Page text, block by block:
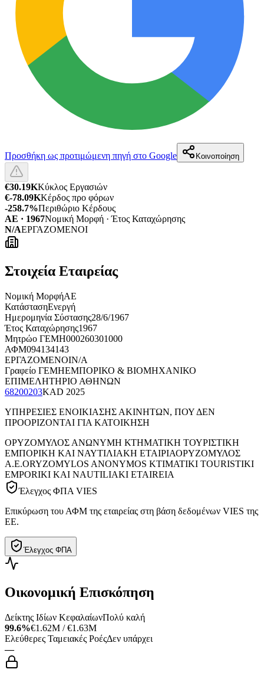
Προσθήκη ως προτιμώμενη πηγή στο Google Κοινοποίηση
€30.19KΚύκλος Εργασιών
€-78.09KΚέρδος προ φόρων
-258.7%Περιθώριο Κέρδους
ΑΕ · 1967Νομική Μορφή · Έτος Καταχώρησης
N/AΕΡΓΑΖΟΜΕΝΟΙ
Στοιχεία Εταιρείας
Νομική ΜορφήΑΕ
ΚατάστασηΕνεργή
Ημερομηνία Σύστασης28/6/1967
Έτος Καταχώρησης1967
Μητρώο ΓΕΜΗ000260301000
ΑΦΜ094134143
ΕΡΓΑΖΟΜΕΝΟΙN/A
Γραφείο ΓΕΜΗΕΜΠΟΡΙΚΟ & ΒΙΟΜΗΧΑΝΙΚΟ
ΕΠΙΜΕΛΗΤΗΡΙΟ ΑΘΗΝΩΝ
68200203KAD 2025
ΥΠΗΡΕΣΙΕΣ ΕΝΟΙΚΙΑΣΗΣ ΑΚΙΝΗΤΩΝ, ΠΟΥ ΔΕΝ
ΠΡΟΟΡΙΖΟΝΤΑΙ ΓΙΑ ΚΑΤΟΙΚΗΣΗ
ΟΡΥΖΟΜΥΛΟΣ ΑΝΩΝΥΜΗ ΚΤΗΜΑΤΙΚΗ ΤΟΥΡΙΣΤΙΚΗ
ΕΜΠΟΡΙΚΗ ΚΑΙ ΝΑΥΤΙΛΙΑΚΗ ΕΤΑΙΡΙΑΟΡΥΖΟΜΥΛΟΣ
Α.Ε.ORYZOMYLOS ANONYMOS KTIMATIKI TOURISTIKI
EMPORIKI KAI NAUTILIAKI ETAIREIA
Έλεγχος ΦΠΑ VIES
Επικύρωση του ΑΦΜ της εταιρείας στη βάση δεδομένων VIES της
ΕΕ.
Έλεγχος ΦΠΑ
Οικονομική Επισκόπηση
Δείκτης Ιδίων ΚεφαλαίωνΠολύ καλή
99.6%€1.62M / €1.63M
Ελεύθερες Ταμειακές ΡοέςΔεν υπάρχει
—